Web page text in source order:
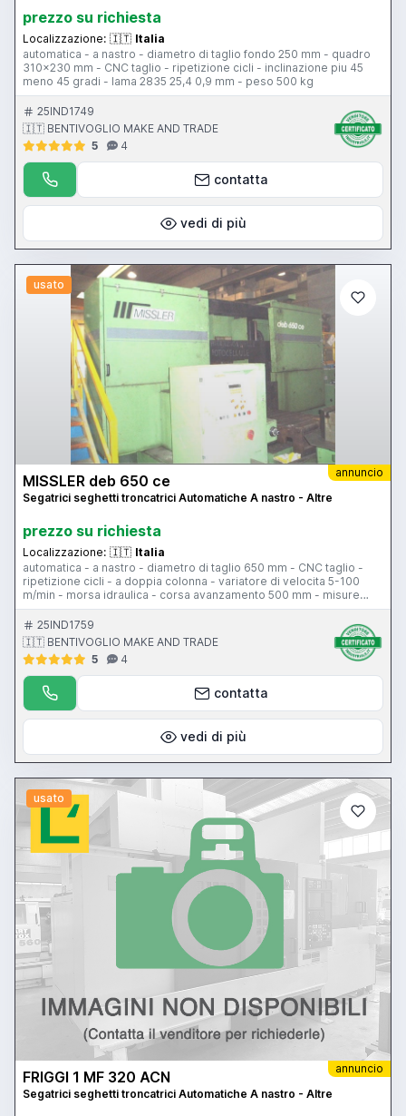
prezzo su richiesta
Localizzazione: 🇮🇹 Italia
automatica - a nastro - diametro di taglio fondo 250 mm - quadro
310x230 mm - CNC taglio - ripetizione cicli - inclinazione piu 45
meno 45 gradi - lama 2835 25,4 0,9 mm - peso 500 kg
25IND1749
🇮🇹 BENTIVOGLIO MAKE AND TRADE
5
4
contatta
vedi di più
usato
annuncio
MISSLER deb 650 ce
Segatrici seghetti troncatrici Automatiche A nastro - Altre
prezzo su richiesta
Localizzazione: 🇮🇹 Italia
automatica - a nastro - diametro di taglio 650 mm - CNC taglio -
ripetizione cicli - a doppia colonna - variatore di velocita 5-100
m/min - morsa idraulica - corsa avanzamento 500 mm - misure
lama 9000x67x1,6 mm - peso 7000 kg
25IND1759
🇮🇹 BENTIVOGLIO MAKE AND TRADE
5
4
contatta
vedi di più
usato
annuncio
FRIGGI 1 MF 320 ACN
Segatrici seghetti troncatrici Automatiche A nastro - Altre